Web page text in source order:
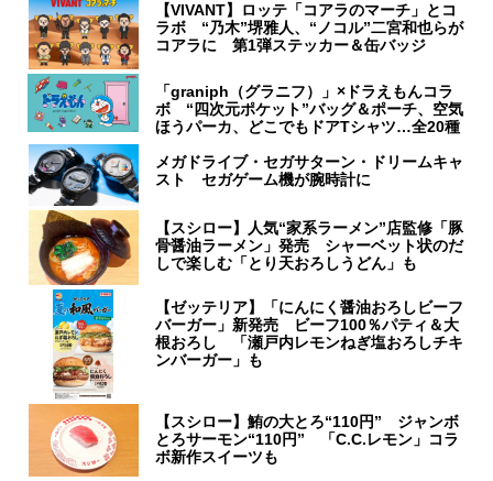
【VIVANT】ロッテ「コアラのマーチ」とコ
ラボ “乃木”堺雅人、“ノコル”二宮和也らが
コアラに 第1弾ステッカー＆缶バッジ
「graniph（グラニフ）」×ドラえもんコラ
ボ “四次元ポケット”バッグ＆ポーチ、空気
ほうパーカ、どこでもドアTシャツ…全20種
メガドライブ・セガサターン・ドリームキャ
スト セガゲーム機が腕時計に
【スシロー】人気“家系ラーメン”店監修「豚
骨醤油ラーメン」発売 シャーベット状のだ
しで楽しむ「とり天おろしうどん」も
【ゼッテリア】「にんにく醤油おろしビーフ
バーガー」新発売 ビーフ100％パティ＆大
根おろし 「瀬戸内レモンねぎ塩おろしチキ
ンバーガー」も
【スシロー】鮪の大とろ“110円” ジャンボ
とろサーモン“110円” 「C.C.レモン」コラ
ボ新作スイーツも